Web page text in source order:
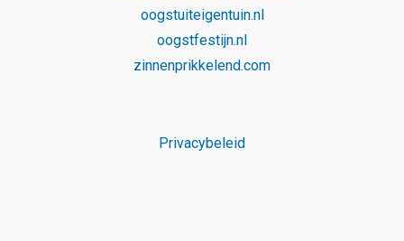
oogstuiteigentuin.nl
oogstfestijn.nl
zinnenprikkelend.com
Privacybeleid